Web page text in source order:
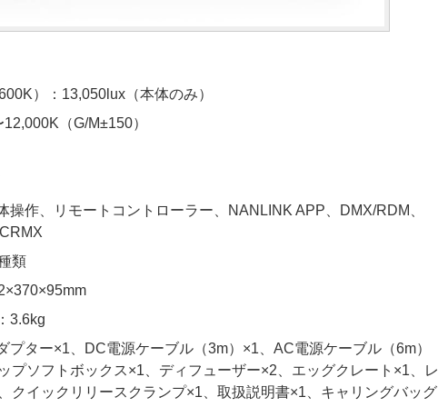
）：13,050lux（本体のみ）
（G/M±150）
操作、リモートコントローラー、NANLINK APP、DMX/RDM、
類
3.6kg
プター×1、DC電源ケーブル（3m）×1、AC電源ケーブル（6m）
プソフトボックス×1、ディフューザー×2、エッグクレート×1、レ
クイックリリースクランプ×1、取扱説明書×1、キャリングバッグ